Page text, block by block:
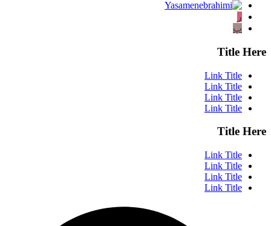
ر
پ
Title Here
Link Title
Link Title
Link Title
Link Title
Title Here
Link Title
Link Title
Link Title
Link Title